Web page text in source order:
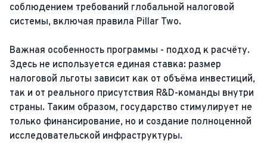
соблюдением требований глобальной налоговой
системы, включая правила Pillar Two.
Важная особенность программы - подход к расчёту.
Здесь не используется единая ставка: размер
налоговой льготы зависит как от объёма инвестиций,
так и от реального присутствия R&D-команды внутри
страны. Таким образом, государство стимулирует не
только финансирование, но и создание полноценной
исследовательской инфраструктуры.